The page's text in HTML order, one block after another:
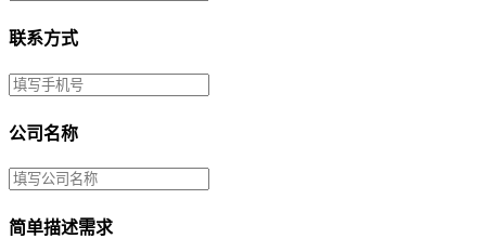
联系方式
公司名称
简单描述需求